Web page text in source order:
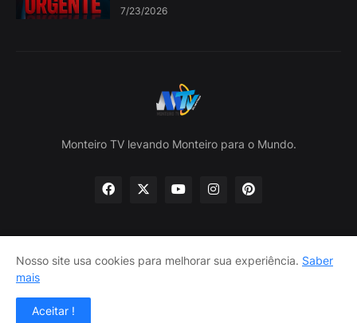
7/23/2026
Monteiro TV levando Monteiro para o Mundo.
Home Sobre nós
política de Privacidade
Nosso site usa cookies para melhorar sua experiência. Saber
mais
Aceitar !